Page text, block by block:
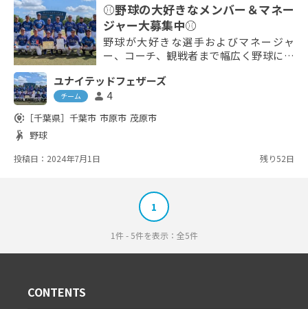
⚾野球の大好きなメンバー＆マネー
ジャー大募集中⚾
野球が大好きな選手およびマネージャ
ー、コーチ、観戦者まで幅広く野球に携
のチームで現在在籍人数25名ですが、毎
週試合できる人数を揃えるのに苦慮して
いる状況です。 野球・ソフトボール経験
者のみなさん、ぜひ一緒に野球を楽しみ
【チーム名】ユナイテッドフェザーズ
【活動地域】千葉市、市原市近郊 【活動
ユナイテッドフェザーズ
チーム person 4
share_location ［千葉県］ 千葉市 市原市 茂原市
sports_handball 野球
投稿日：2024年7月1日 残り52日
1
1件 - 5件を表示：全5件
CONTENTS